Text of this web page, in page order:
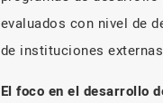
evaluados con nivel de
de instituciones
El foco en el desarrollo